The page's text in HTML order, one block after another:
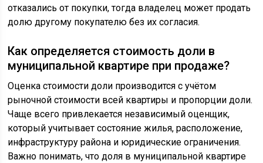
отказались от покупки, тогда владелец может продать
долю другому покупателю без их согласия.
Как определяется стоимость доли в
муниципальной квартире при продаже?
Оценка стоимости доли производится с учётом
рыночной стоимости всей квартиры и пропорции доли.
Чаще всего привлекается независимый оценщик,
который учитывает состояние жилья, расположение,
инфраструктуру района и юридические ограничения.
Важно понимать, что доля в муниципальной квартире